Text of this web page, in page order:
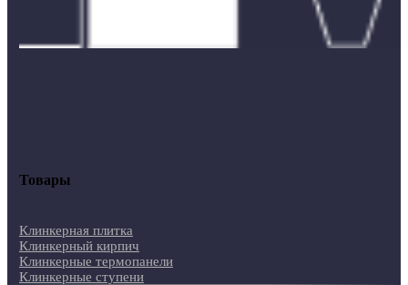
Товары
Клинкерная плитка
Клинкерный кирпич
Клинкерные термопанели
Клинкерные ступени